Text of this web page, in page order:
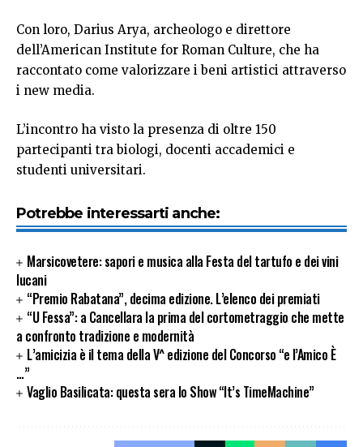
Con loro, Darius Arya, archeologo e direttore
dell’American Institute for Roman Culture, che ha
raccontato come valorizzare i beni artistici attraverso
i new media.
L’incontro ha visto la presenza di oltre 150
partecipanti tra biologi, docenti accademici e
studenti universitari.
Potrebbe interessarti anche:
Marsicovetere: sapori e musica alla Festa del tartufo e dei vini
lucani
“Premio Rabatana”, decima edizione. L’elenco dei premiati
“U Fessa”: a Cancellara la prima del cortometraggio che mette
a confronto tradizione e modernità
L’amicizia è il tema della V^ edizione del Concorso “e l’Amico È
…”
Vaglio Basilicata: questa sera lo Show “It’s TimeMachine”